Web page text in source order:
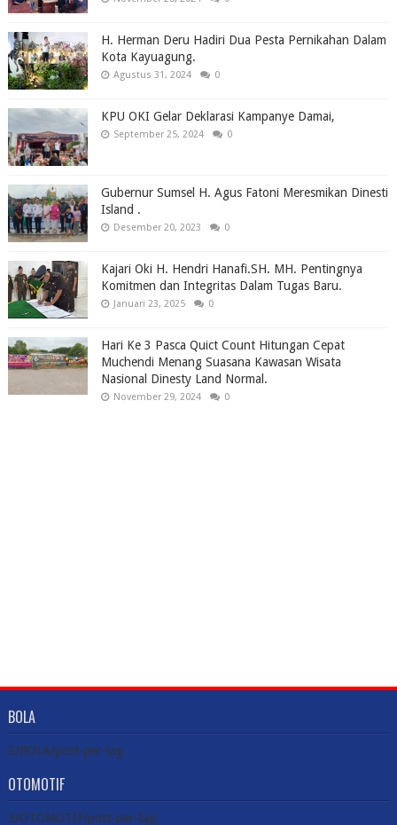
H. Herman Deru Hadiri Dua Pesta Pernikahan Dalam
Kota Kayuagung.
Agustus 31, 2024 0
KPU OKI Gelar Deklarasi Kampanye Damai,
September 25, 2024 0
Gubernur Sumsel H. Agus Fatoni Meresmikan Dinesti
Island .
Desember 20, 2023 0
Kajari Oki H. Hendri Hanafi.SH. MH. Pentingnya
Komitmen dan Integritas Dalam Tugas Baru.
Januari 23, 2025 0
Hari Ke 3 Pasca Quict Count Hitungan Cepat
Muchendi Menang Suasana Kawasan Wisata
Nasional Dinesty Land Normal.
November 29, 2024 0
BOLA
3/BOLA/post-per-tag
OTOMOTIF
3/OTOMOTIF/post-per-tag